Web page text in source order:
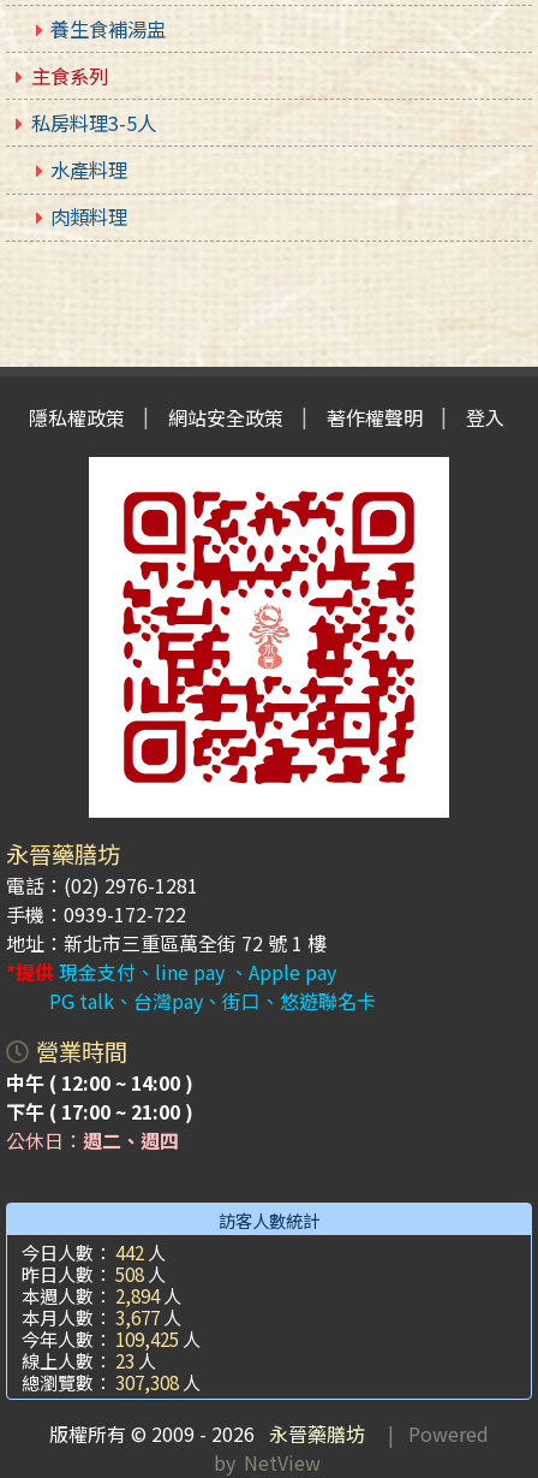
養生食補湯盅
主食系列
私房料理3-5人
水產料理
肉類料理
隱私權政策 網站安全政策 著作權聲明 登入
永晉藥膳坊
電話：(02) 2976-1281
手機：0939-172-722
地址：新北市三重區萬全街 72 號 1 樓
*提供現金支付、line pay 、Apple pay
PG talk、台灣pay、街口、悠遊聯名卡
營業時間
中午 ( 12:00 ~ 14:00 )
下午 ( 17:00 ~ 21:00 )
公休日： 週二、週四
訪客人數統計
今日人數： 442 人
昨日人數： 508 人
本週人數： 2,894 人
本月人數： 3,677 人
今年人數： 109,425 人
線上人數： 23 人
總瀏覽數： 307,308 人
版權所有 © 2009 - 2026 永晉藥膳坊
| Powered
by NetView